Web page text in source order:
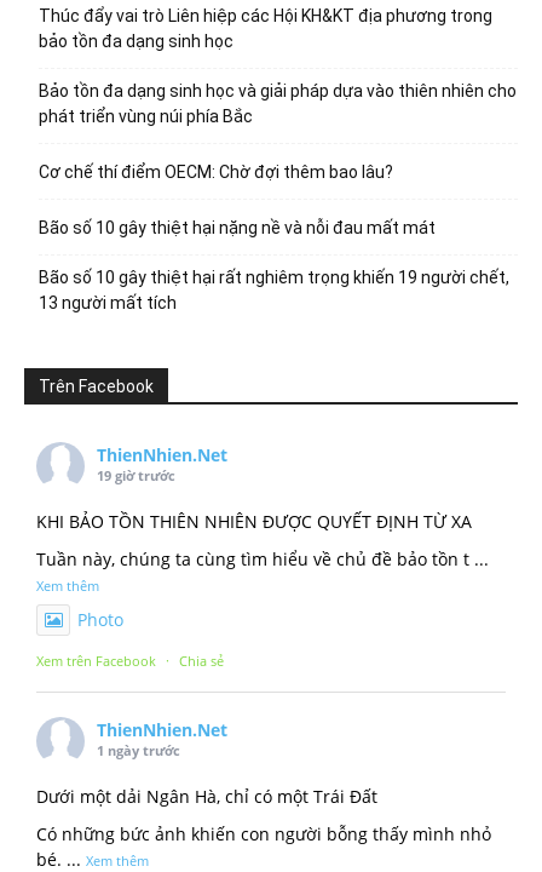
Thúc đẩy vai trò Liên hiệp các Hội KH&KT địa phương trong
bảo tồn đa dạng sinh học
Bảo tồn đa dạng sinh học và giải pháp dựa vào thiên nhiên cho
phát triển vùng núi phía Bắc
Cơ chế thí điểm OECM: Chờ đợi thêm bao lâu?
Bão số 10 gây thiệt hại nặng nề và nỗi đau mất mát
Bão số 10 gây thiệt hại rất nghiêm trọng khiến 19 người chết,
13 người mất tích
Trên Facebook
ThienNhien.Net
19 giờ trước
KHI BẢO TỒN THIÊN NHIÊN ĐƯỢC QUYẾT ĐỊNH TỪ XA
Tuần này, chúng ta cùng tìm hiểu về chủ đề bảo tồn t ...
Xem thêm
Photo
Xem trên Facebook · Chia sẻ
ThienNhien.Net
1 ngày trước
Dưới một dải Ngân Hà, chỉ có một Trái Đất
Có những bức ảnh khiến con người bỗng thấy mình nhỏ
bé. ... Xem thêm